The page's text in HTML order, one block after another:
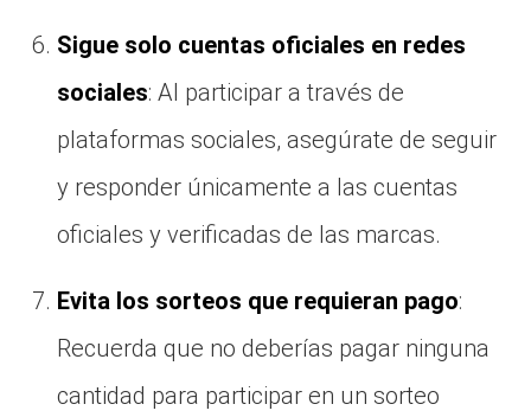
Sigue solo cuentas oficiales en redes
sociales: Al participar a través de
plataformas sociales, asegúrate de seguir
y responder únicamente a las cuentas
oficiales y verificadas de las marcas.
Evita los sorteos que requieran pago:
Recuerda que no deberías pagar ninguna
cantidad para participar en un sorteo